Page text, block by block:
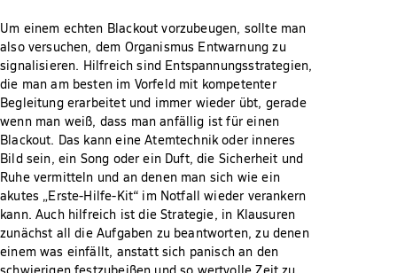
Um einem echten Blackout vorzubeugen, sollte man
also versuchen, dem Organismus Entwarnung zu
signalisieren. Hilfreich sind Entspannungsstrategien,
die man am besten im Vorfeld mit kompetenter
Begleitung erarbeitet und immer wieder übt, gerade
wenn man weiß, dass man anfällig ist für einen
Blackout. Das kann eine Atemtechnik oder inneres
Bild sein, ein Song oder ein Duft, die Sicherheit und
Ruhe vermitteln und an denen man sich wie ein
akutes „Erste-Hilfe-Kit“ im Notfall wieder verankern
kann. Auch hilfreich ist die Strategie, in Klausuren
zunächst all die Aufgaben zu beantworten, zu denen
einem was einfällt, anstatt sich panisch an den